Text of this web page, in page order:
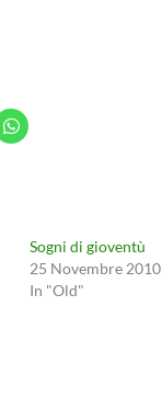
Sogni di gioventù
25 Novembre 2010
In "Old"